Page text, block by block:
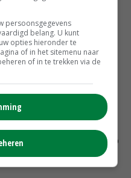
onttrekkingsverbod,
‘ondernemersrisico’
Niño stuwen voedselprijzen op
persoonsgegevens
belang. U kunt
opties hieronder te
of in het sitemenu naar
of in te trekken via de